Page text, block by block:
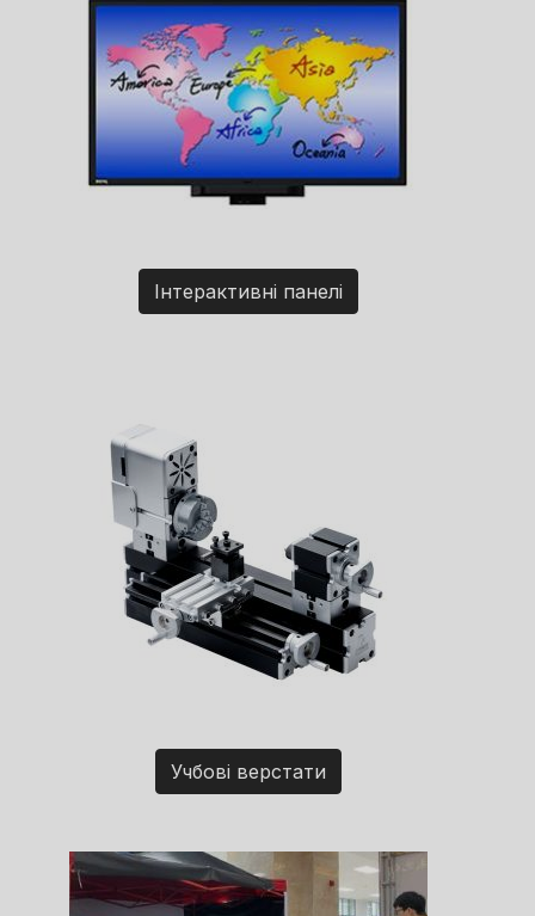
Інтерактивні панелі
Учбові верстати